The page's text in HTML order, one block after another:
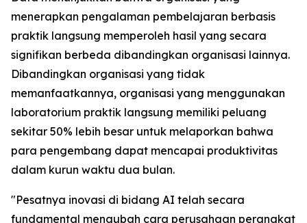
menerapkan pengalaman pembelajaran berbasis
praktik langsung memperoleh hasil yang secara
signifikan berbeda dibandingkan organisasi lainnya.
Dibandingkan organisasi yang tidak
memanfaatkannya, organisasi yang menggunakan
laboratorium praktik langsung memiliki peluang
sekitar 50% lebih besar untuk melaporkan bahwa
para pengembang dapat mencapai produktivitas
dalam kurun waktu dua bulan.
"Pesatnya inovasi di bidang AI telah secara
fundamental mengubah cara perusahaan perangkat